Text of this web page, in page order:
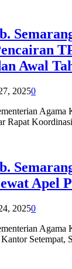
Awal
20250
Agama
Rapat
Apel
20250
Agama
Setempat,